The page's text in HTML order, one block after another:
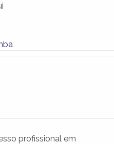
profissional em